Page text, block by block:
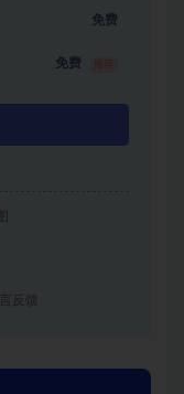
免费
免费
反馈